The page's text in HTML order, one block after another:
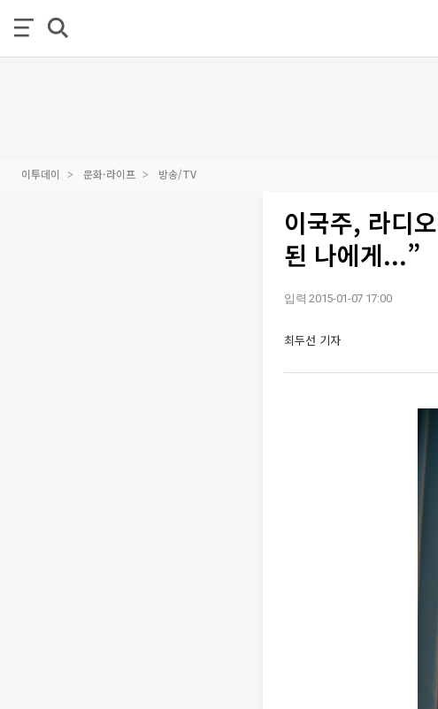
이투데이 문화·라이프 방송/TV
이국주, 라디
된 나에게...”
입력 2015-01-07 17:00
최두선 기자